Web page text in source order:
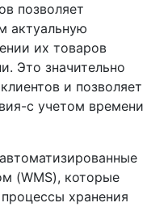
позволяет
актуальную
их товаров
Это значительно
и позволяет
с учетом времени
(WMS), которые
хранения